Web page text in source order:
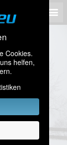
Cookies.
helfen,